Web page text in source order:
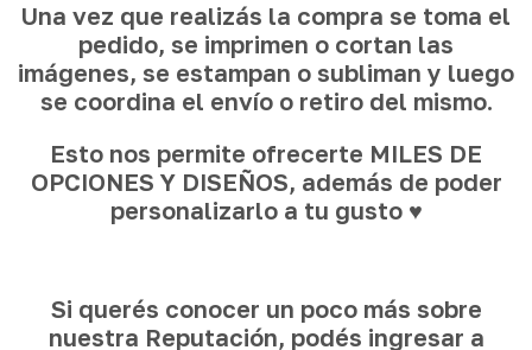
Una vez que realizás la compra se toma el
pedido, se imprimen o cortan las
imágenes, se estampan o subliman y luego
se coordina el envío o retiro del mismo.
Esto nos permite ofrecerte MILES DE
OPCIONES Y DISEÑOS, además de poder
personalizarlo a tu gusto ♥
Si querés conocer un poco más sobre
nuestra Reputación, podés ingresar a